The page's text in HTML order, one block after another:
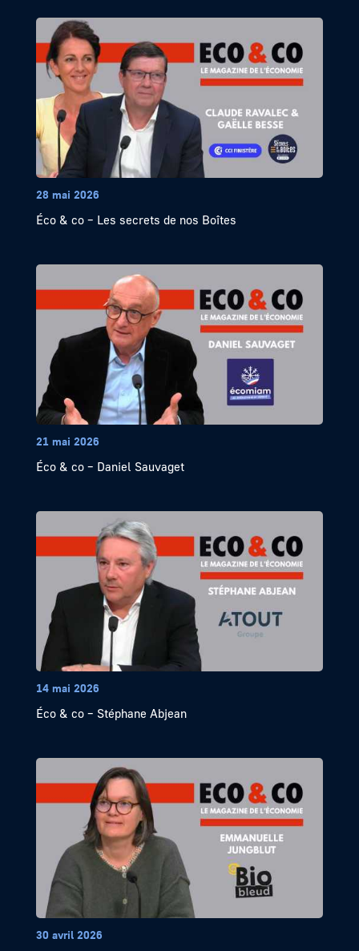
28 mai 2026
Éco & co – Les secrets de nos Boîtes
21 mai 2026
Éco & co – Daniel Sauvaget
14 mai 2026
Éco & co – Stéphane Abjean
30 avril 2026